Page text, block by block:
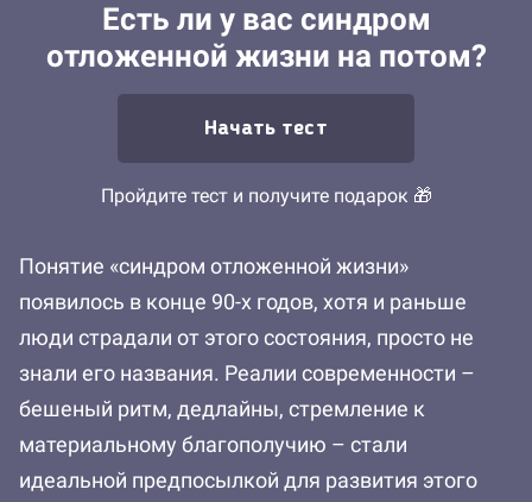
Есть ли у вас синдром
отложенной жизни на потом?
Начать тест
Пройдите тест и получите подарок 🎁
Понятие «синдром отложенной жизни»
появилось в конце 90-х годов, хотя и раньше
люди страдали от этого состояния, просто не
знали его названия. Реалии современности –
бешеный ритм, дедлайны, стремление к
материальному благополучию – стали
идеальной предпосылкой для развития этого